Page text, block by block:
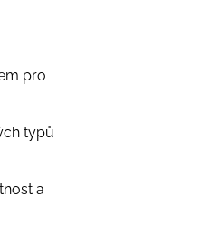
pro
typů
a